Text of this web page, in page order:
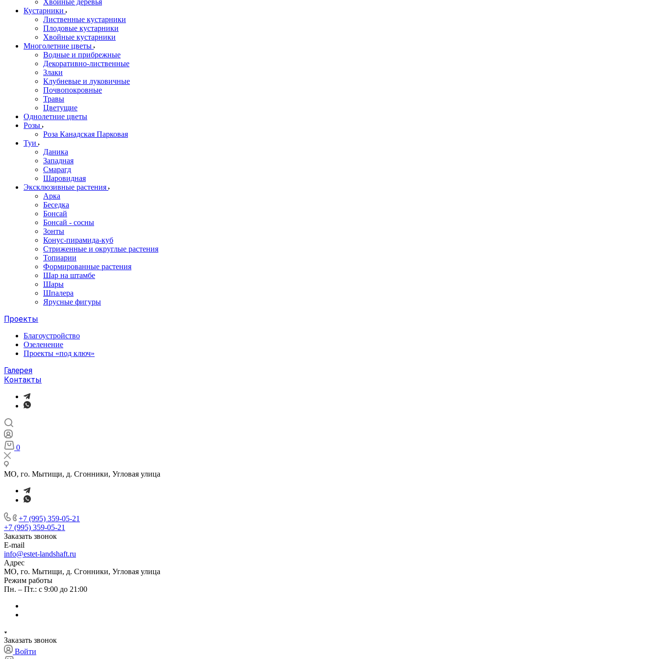
Хвойные деревья
Кустарники
Лиственные кустарники
Плодовые кустарники
Хвойные кустарники
Многолетние цветы
Водные и прибрежные
Декоративно-лиственные
Злаки
Клубневые и луковичные
Почвопокровные
Травы
Цветущие
Однолетние цветы
Розы
Роза Канадская Парковая
Туи
Даника
Западная
Смарагд
Шаровидная
Эксклюзивные растения
Арка
Беседка
Бонсай
Бонсай - сосны
Зонты
Конус-пирамида-куб
Стриженные и округлые растения
Топиарии
Формированные растения
Шар на штамбе
Шары
Шпалера
Ярусные фигуры
Проекты
Благоустройство
Озеленение
Проекты «под ключ»
Галерея
Контакты
0
МО, го. Мытищи, д. Сгонники, Угловая улица
+7 (995) 359-05-21
+7 (995) 359-05-21
Заказать звонок
E-mail
info@estet-landshaft.ru
Адрес
МО, го. Мытищи, д. Сгонники, Угловая улица
Режим работы
Пн. – Пт.: с 9:00 до 21:00
Заказать звонок
Войти